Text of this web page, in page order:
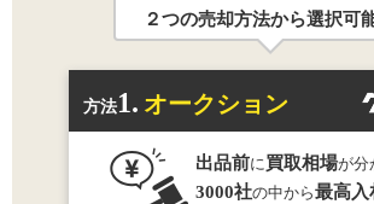
２つの売却方法から選択可
方法1. オークション
出品前に買取相場が分
3000社の中から最高入